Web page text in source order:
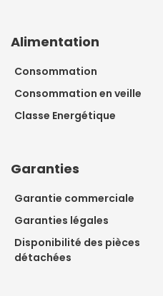
Alimentation
Consommation
Consommation en veille
Classe Energétique
Garanties
Garantie commerciale
Garanties légales
Disponibilité des pièces
détachées